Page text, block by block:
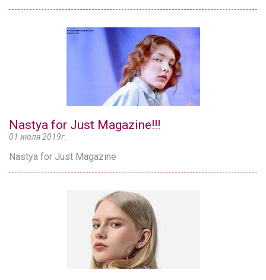
Nastya for Just Magazine!!!
01 июля 2019г.
Nastya for Just Magazine